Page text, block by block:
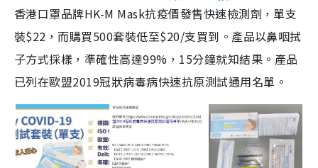
香港口罩品牌HK-M Mask抗疫價發售快速檢測劑，單支
裝$22，而購買500套裝低至$20/支買到。產品以鼻咽拭
子方式採樣，準確性高達99%，15分鐘就知結果。產品
已列在歐盟2019冠狀病毒病快速抗原測試通用名單。